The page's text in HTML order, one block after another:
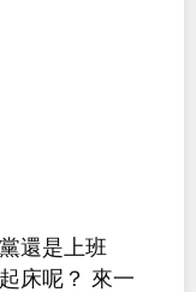
還是上班
床呢？ 來一